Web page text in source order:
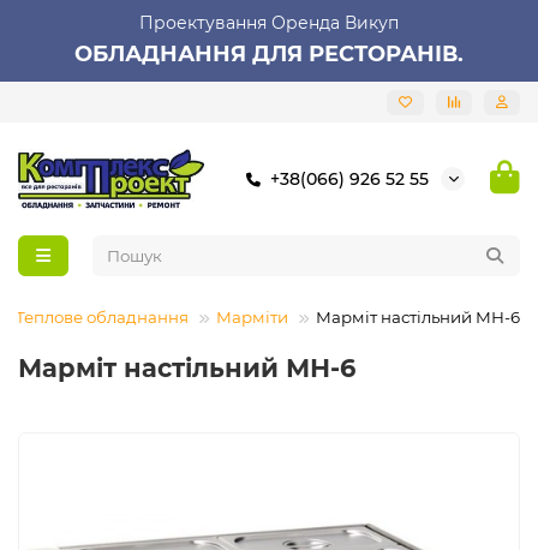
Проектування Оренда Викуп
ОБЛАДНАННЯ ДЛЯ РЕСТОРАНІВ.
+38(066) 926 52 55
Теплове обладнання Марміти Марміт настільний МН-6
Марміт настільний МН-6